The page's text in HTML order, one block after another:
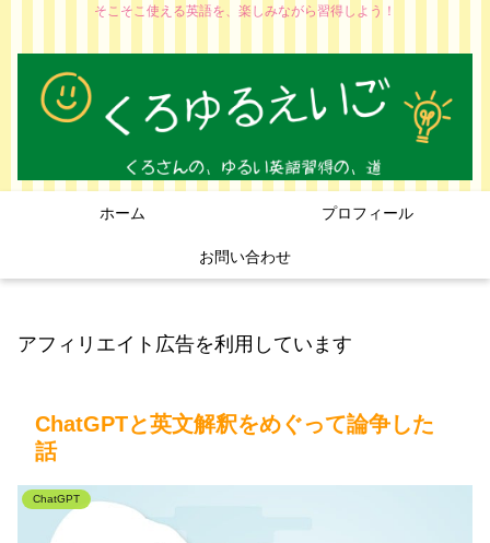
そこそこ使える英語を、楽しみながら習得しよう！
ホーム プロフィール
お問い合わせ
アフィリエイト広告を利用しています
ChatGPTと英文解釈をめぐって論争した
話
ChatGPT